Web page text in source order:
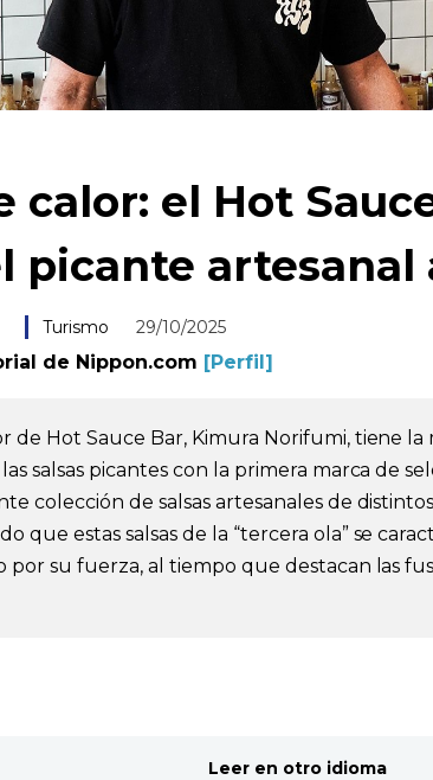
calor: el Hot
picante artesanal
Turismo 29/10/2025
de Nippon.com [Perfil]
de Hot Sauce Bar, Kimura Norifumi, tiene la
salsas picantes con la primera marca de
colección de salsas artesanales de
que estas salsas de la “tercera ola” se
por su fuerza, al tiempo que destacan las
Leer en otro idioma